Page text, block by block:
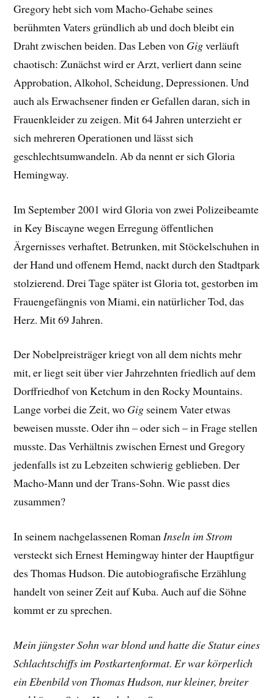
Gregory hebt sich vom Macho-Gehabe seines
berühmten Vaters gründlich ab und doch bleibt ein
Draht zwischen beiden. Das Leben von Gigverläuft
chaotisch: Zunächst wird er Arzt, verliert dann seine
Approbation, Alkohol, Scheidung, Depressionen. Und
auch als Erwachsener finden er Gefallen daran, sich in
Frauenkleider zu zeigen. Mit 64 Jahren unterzieht er
sich mehreren Operationen und lässt sich
geschlechtsumwandeln. Ab da nennt er sich Gloria
Hemingway.
Im September 2001 wird Gloria von zwei Polizeibeamte
in Key Biscayne wegen Erregung öffentlichen
Ärgernisses verhaftet. Betrunken, mit Stöckelschuhen in
der Hand und offenem Hemd, nackt durch den Stadtpark
stolzierend. Drei Tage später ist Gloria tot, gestorben im
Frauengefängnis von Miami, ein natürlicher Tod, das
Herz. Mit 69 Jahren.
Der Nobelpreisträger kriegt von all dem nichts mehr
mit, er liegt seit über vier Jahrzehnten friedlich auf dem
Dorffriedhof von Ketchum in den Rocky Mountains.
Lange vorbei die Zeit, wo Gig seinem Vater etwas
beweisen musste. Oder ihn – oder sich – in Frage stellen
musste. Das Verhältnis zwischen Ernest und Gregory
jedenfalls ist zu Lebzeiten schwierig geblieben. Der
Macho-Mann und der Trans-Sohn. Wie passt dies
zusammen?
In seinem nachgelassenen RomanInseln im Strom
versteckt sich Ernest Hemingway hinter der Hauptfigur
des Thomas Hudson. Die autobiografische Erzählung
handelt von seiner Zeit auf Kuba. Auch auf die Söhne
kommt er zu sprechen.
Mein jüngster Sohn war blond und hatte die Statur eines
Schlachtschiffs im Postkartenformat. Er war körperlich
ein Ebenbild von Thomas Hudson, nur kleiner, breiter